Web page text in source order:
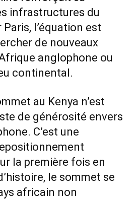
infrastructures du
l’équation est
de nouveaux
anglophone ou
continental.
au Kenya n’est
de générosité envers
C’est une
la première fois en
le sommet se
africain non